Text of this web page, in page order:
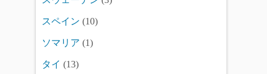
スペイン (10)
ソマリア (1)
タイ (13)